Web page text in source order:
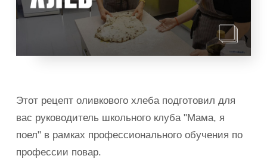
Этот рецепт оливкового хлеба подготовил для
вас руководитель школьного клуба "Мама, я
поел" в рамках профессионального обучения по
профессии повар.